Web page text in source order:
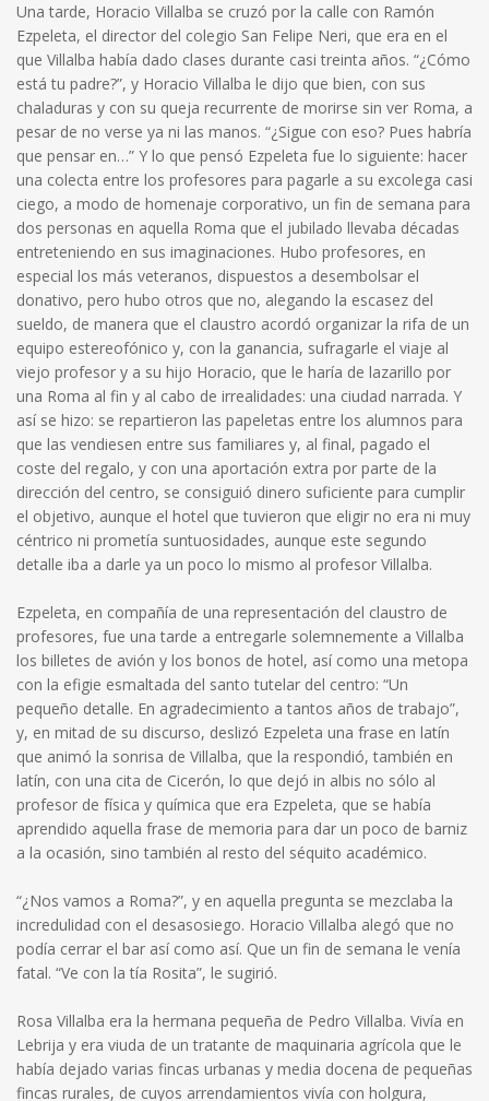
Una tarde, Horacio Villalba se cruzó por la calle con Ramón
Ezpeleta, el director del colegio San Felipe Neri, que era en el
que Villalba había dado clases durante casi treinta años. “¿Cómo
está tu padre?”, y Horacio Villalba le dijo que bien, con sus
chaladuras y con su queja recurrente de morirse sin ver Roma, a
pesar de no verse ya ni las manos. “¿Sigue con eso? Pues habría
que pensar en…” Y lo que pensó Ezpeleta fue lo siguiente: hacer
una colecta entre los profesores para pagarle a su excolega casi
ciego, a modo de homenaje corporativo, un fin de semana para
dos personas en aquella Roma que el jubilado llevaba décadas
entreteniendo en sus imaginaciones. Hubo profesores, en
especial los más veteranos, dispuestos a desembolsar el
donativo, pero hubo otros que no, alegando la escasez del
sueldo, de manera que el claustro acordó organizar la rifa de un
equipo estereofónico y, con la ganancia, sufragarle el viaje al
viejo profesor y a su hijo Horacio, que le haría de lazarillo por
una Roma al fin y al cabo de irrealidades: una ciudad narrada. Y
así se hizo: se repartieron las papeletas entre los alumnos para
que las vendiesen entre sus familiares y, al final, pagado el
coste del regalo, y con una aportación extra por parte de la
dirección del centro, se consiguió dinero suficiente para cumplir
el objetivo, aunque el hotel que tuvieron que eligir no era ni muy
céntrico ni prometía suntuosidades, aunque este segundo
detalle iba a darle ya un poco lo mismo al profesor Villalba.
Ezpeleta, en compañía de una representación del claustro de
profesores, fue una tarde a entregarle solemnemente a Villalba
los billetes de avión y los bonos de hotel, así como una metopa
con la efigie esmaltada del santo tutelar del centro: “Un
pequeño detalle. En agradecimiento a tantos años de trabajo”,
y, en mitad de su discurso, deslizó Ezpeleta una frase en latín
que animó la sonrisa de Villalba, que la respondió, también en
latín, con una cita de Cicerón, lo que dejó in albis no sólo al
profesor de física y química que era Ezpeleta, que se había
aprendido aquella frase de memoria para dar un poco de barniz
a la ocasión, sino también al resto del séquito académico.
“¿Nos vamos a Roma?”, y en aquella pregunta se mezclaba la
incredulidad con el desasosiego. Horacio Villalba alegó que no
podía cerrar el bar así como así. Que un fin de semana le venía
fatal. “Ve con la tía Rosita”, le sugirió.
Rosa Villalba era la hermana pequeña de Pedro Villalba. Vivía en
Lebrija y era viuda de un tratante de maquinaria agrícola que le
había dejado varias fincas urbanas y media docena de pequeñas
fincas rurales, de cuyos arrendamientos vivía con holgura,